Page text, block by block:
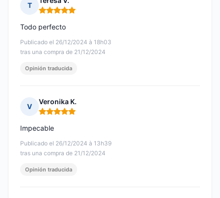
T
Nota: 5 de 5
Publicado el 26/12/2024 à 18h03
tras una compra de 21/12/2024
Todo perfecto
Opinión traducida
V
Veronika K.
Nota: 5 de 5
Publicado el 26/12/2024 à 13h39
tras una compra de 21/12/2024
Impecable
Opinión traducida